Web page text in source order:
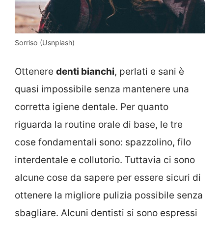
Sorriso (Usnplash)
Ottenere denti bianchi, perlati e sani è
quasi impossibile senza mantenere una
corretta igiene dentale. Per quanto
riguarda la routine orale di base, le tre
cose fondamentali sono: spazzolino, filo
interdentale e collutorio. Tuttavia ci sono
alcune cose da sapere per essere sicuri di
ottenere la migliore pulizia possibile senza
sbagliare. Alcuni dentisti si sono espressi